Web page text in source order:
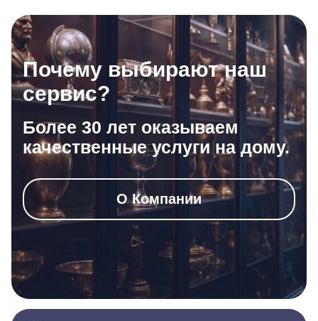
Почему выбирают наш
сервис?
Более 30 лет оказываем
качественные услуги на дому.
О Компании